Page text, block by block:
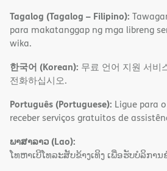
Tagalog (Tagalog – Filipino):
para makatanggap ng mga libreng
wika.
한국어 (Korean): 무료 언어 지원 서비
전화하십시오.
Português (Portuguese): Ligue para
receber serviços gratuitos de
ພາສາລາວ (Lao):
ໂທຫາເບີໂທລະສັບຂ້າງເທິງ ເພື່ອຮັບບໍລິກາ